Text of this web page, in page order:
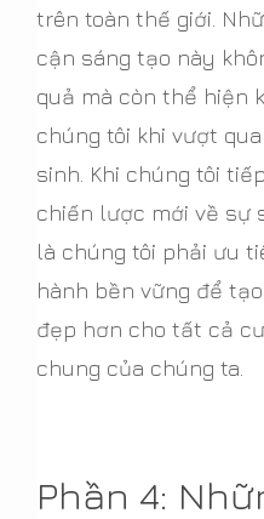
trên toàn thế giới.
cận sáng tạo này
quả mà còn thể hiện
chúng tôi khi vượt
sinh. Khi chúng tôi
chiến lược mới về sự
là chúng tôi phải ưu
hành bền vững để
đẹp hơn cho tất cả
chung của chúng ta.
Phần 4: